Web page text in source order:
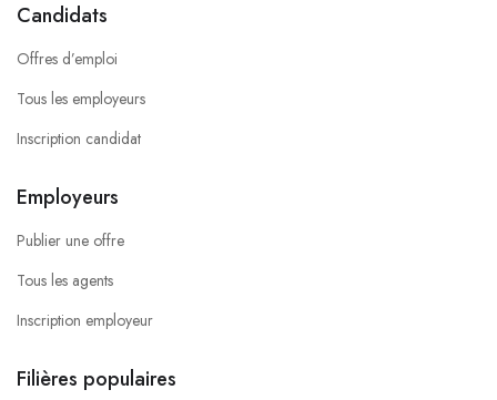
Candidats
Offres d’emploi
Tous les employeurs
Inscription candidat
Employeurs
Publier une offre
Tous les agents
Inscription employeur
Filières populaires